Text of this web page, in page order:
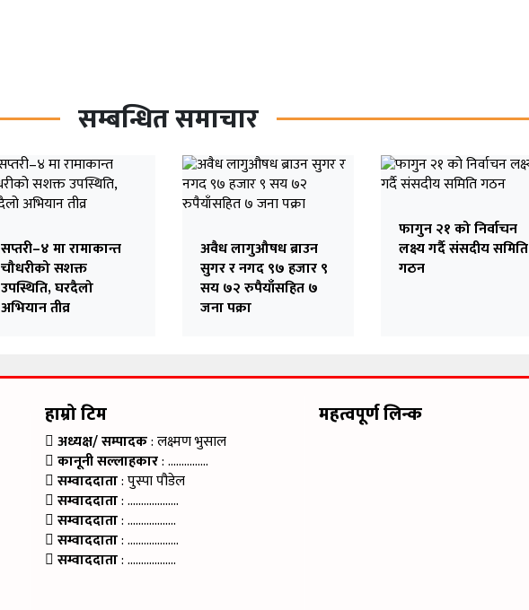
सम्बन्धित समाचार
सप्तरी–४ मा रामाकान्त
चौधरीको सशक्त
उपस्थिति, घरदैलो
अभियान तीव्र
अवैध लागुऔषध ब्राउन
सुगर र नगद ९७ हजार ९
सय ७२ रुपैयाँसहित ७
जना पक्रा
फागुन २१ को निर्वाचन
लक्ष्य गर्दै संसदीय समिति
गठन
हाम्रो टिम
अध्यक्ष/ सम्पादक: लक्ष्मण भुसाल
कानूनी सल्लाहकार: ……………
सम्वाददाता: पुस्पा पौडेल
सम्वाददाता: ……………….
सम्वाददाता: ………………
सम्वाददाता: ……………….
सम्वाददाता: ………………
महत्वपूर्ण लिन्क